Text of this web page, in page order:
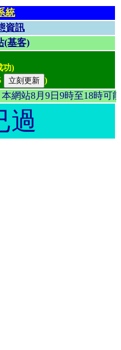
統
資訊
(基客)
功)
)
本網站8月9日9時至18
過